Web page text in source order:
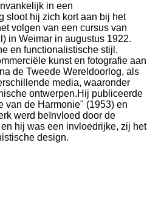
in een
sloot hij zich kort aan bij het
volgen van een cursus van
in Weimar in augustus 1922.
en functionalistische stijl.
kunst en fotografie aan
de Tweede Wereldoorlog, als
media, waaronder
ontwerpen.Hij publiceerde
van de Harmonie" (1953) en
werd beïnvloed door de
hij was een invloedrijke, zij het
design.